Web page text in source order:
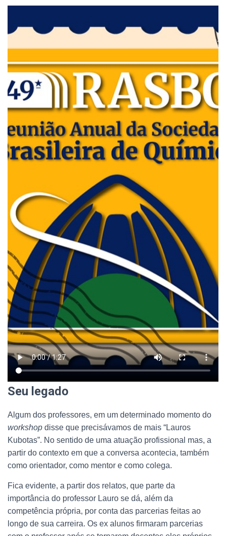
Seu legado
Algum dos professores, em um determinado momento do
workshop disse que precisávamos de mais “Lauros
Kubotas”. No sentido de uma atuação profissional mas, a
partir do contexto em que a conversa acontecia, também
como orientador, como mentor e como colega.
Fica evidente, a partir dos relatos, que parte da
importância do professor Lauro se dá, além da
competência própria, por conta das parcerias feitas ao
longo de sua carreira. Os ex alunos firmaram parcerias